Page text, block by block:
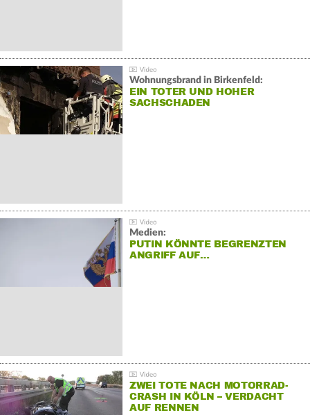
Wohnungsbrand in Birkenfeld:
EIN TOTER UND HOHER
SACHSCHADEN
Medien:
PUTIN KÖNNTE BEGRENZTEN
ANGRIFF AUF…
ZWEI TOTE NACH MOTORRAD-
CRASH IN KÖLN – VERDACHT
AUF RENNEN